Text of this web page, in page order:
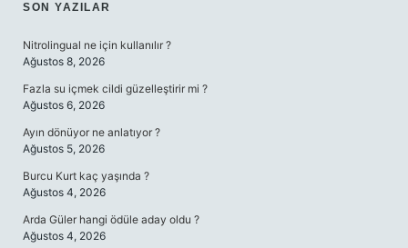
SIDEBAR
SON YAZILAR
Nitrolingual ne için kullanılır ?
Ağustos 8, 2026
Fazla su içmek cildi güzelleştirir mi ?
Ağustos 6, 2026
Ayın dönüyor ne anlatıyor ?
Ağustos 5, 2026
Burcu Kurt kaç yaşında ?
Ağustos 4, 2026
Arda Güler hangi ödüle aday oldu ?
Ağustos 4, 2026